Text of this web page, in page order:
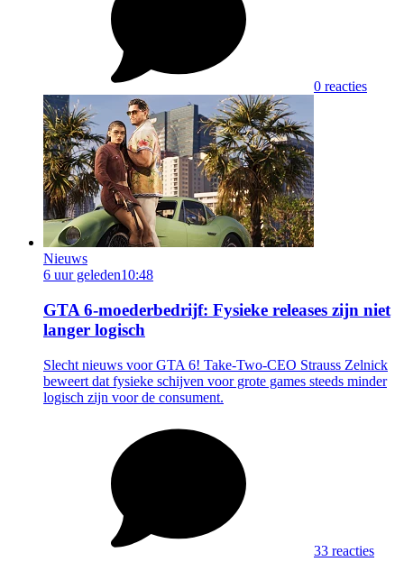
0 reacties
Nieuws
6 uur geleden10:48
GTA 6-moederbedrijf: Fysieke releases zijn niet
langer logisch
Slecht nieuws voor GTA 6! Take-Two-CEO Strauss Zelnick
beweert dat fysieke schijven voor grote games steeds minder
logisch zijn voor de consument.
33 reacties